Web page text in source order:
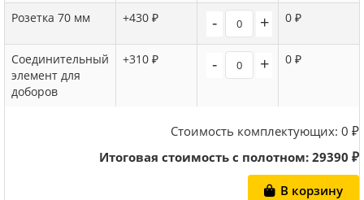
Розетка 70 мм +430 ₽ - + 0 ₽
Соединительный
элемент для
доборов
+310 ₽ - + 0 ₽
Стоимость комплектующих: 0 ₽
Итоговая стоимость с полотном:29390 ₽
В корзину